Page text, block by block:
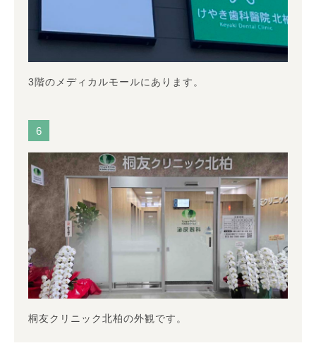
3階のメディカルモールにあります。
6
桐友クリニック北柏の外観です。